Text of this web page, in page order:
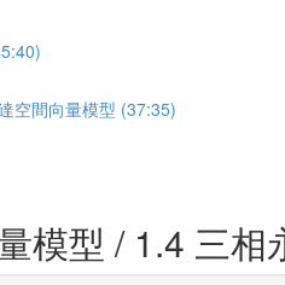
空間向量模型 (37:35)
模型 / 1.4 三